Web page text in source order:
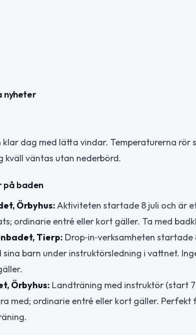
nyheter
dag med lätta vindar. Temperaturerna rör
kväll väntas utan nederbörd.
på baden
Örbyhus:Aktiviteten startade 8 juli och är
ordinarie entré eller kort gäller. Ta med
Tierp: Drop‑in‑verksamheten
barn under instruktörsledning i vattnet.
Örbyhus: Landträning med instruktör (start
med; ordinarie entré eller kort gäller. Perfekt